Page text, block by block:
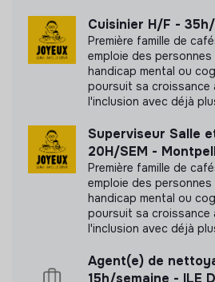
Cuisinier H/F -
Première famille de
emploie des
handicap mental ou
poursuit sa croissance
l'inclusion avec déjà
Superviseur Salle
20H/SEM -
Première famille de
emploie des
handicap mental ou
poursuit sa croissance
l'inclusion avec déjà
Agent(e) de
15h/semaine - ILE